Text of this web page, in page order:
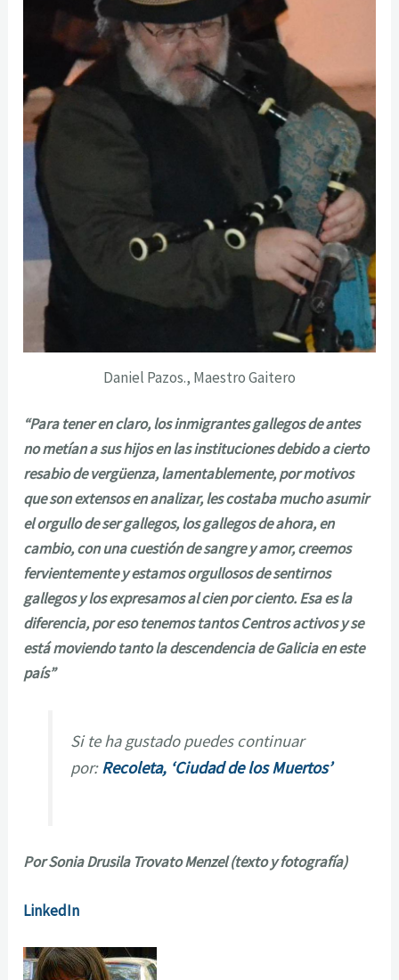
Daniel Pazos., Maestro Gaitero
“Para tener en claro, los inmigrantes gallegos de antes
no metían a sus hijos en las instituciones debido a cierto
resabio de vergüenza, lamentablemente, por motivos
que son extensos en analizar, les costaba mucho asumir
el orgullo de ser gallegos, los gallegos de ahora, en
cambio, con una cuestión de sangre y amor, creemos
fervientemente y estamos orgullosos de sentirnos
gallegos y los expresamos al cien por ciento. Esa es la
diferencia, por eso tenemos tantos Centros activos y se
está moviendo tanto la descendencia de Galicia en este
país”
Si te ha gustado puedes continuar
por:Recoleta, ‘Ciudad de los Muertos’
Por Sonia Drusila Trovato Menzel (texto y fotografía)
LinkedIn